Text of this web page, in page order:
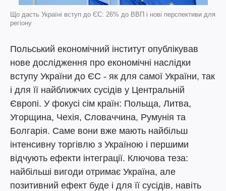
Що дасть Україні вступ до ЄС: 26% до ВВП і нові перспективи для
регіону
Польський економічний інститут опублікував
нове дослідження про економічні наслідки
вступу України до ЄС - як для самої України, так
і для її найближчих сусідів у Центральній
Європі. У фокусі сім країн: Польща, Литва,
Угорщина, Чехія, Словаччина, Румунія та
Болгарія. Саме вони вже мають найбільш
інтенсивну торгівлю з Україною і першими
відчують ефекти інтеграції. Ключова теза:
найбільші вигоди отримає Україна, але
позитивний ефект буде і для її сусідів, навіть